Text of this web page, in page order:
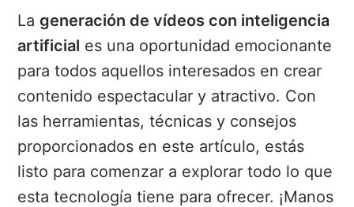
La generación de vídeos con inteligencia
artificial es una oportunidad emocionante
para todos aquellos interesados en crear
contenido espectacular y atractivo. Con
las herramientas, técnicas y consejos
proporcionados en este artículo, estás
listo para comenzar a explorar todo lo que
esta tecnología tiene para ofrecer. ¡Manos